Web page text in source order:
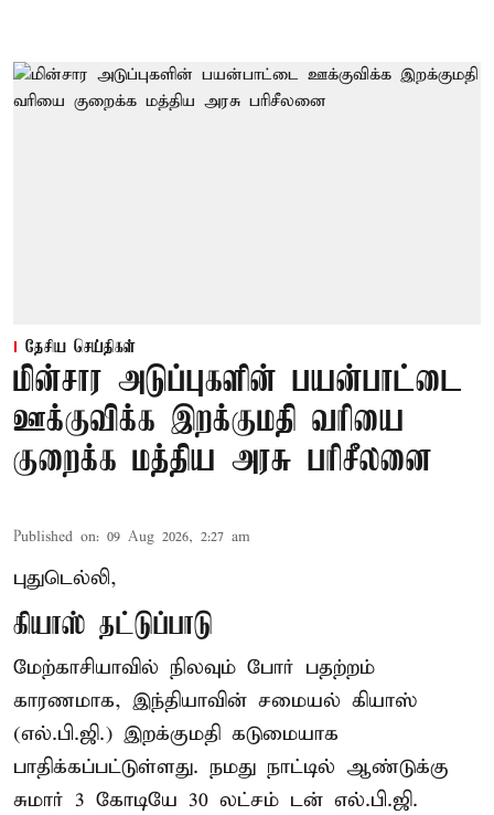
தேசிய செய்திகள்
மின்சார அடுப்புகளின் பயன்பாட்டை
ஊக்குவிக்க இறக்குமதி வரியை
குறைக்க மத்திய அரசு பரிசீலனை
Published on: 09 Aug 2026, 2:27 am
புதுடெல்லி,
கியாஸ் தட்டுப்பாடு
மேற்காசியாவில் நிலவும் போர் பதற்றம்
காரணமாக, இந்தியாவின் சமையல் கியாஸ்
(எல்.பி.ஜி.) இறக்குமதி கடுமையாக
பாதிக்கப்பட்டுள்ளது. நமது நாட்டில் ஆண்டுக்கு
சுமார் 3 கோடியே 30 லட்சம் டன் எல்.பி.ஜி.